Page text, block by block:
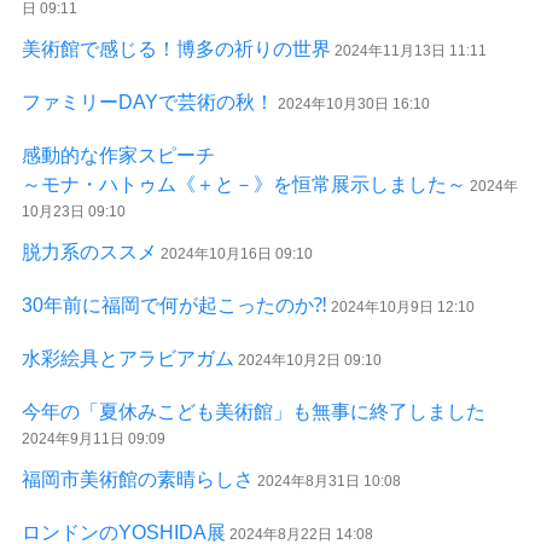
日 09:11
美術館で感じる！博多の祈りの世界 2024年11月13日 11:11
ファミリーDAYで芸術の秋！ 2024年10月30日 16:10
感動的な作家スピーチ
～モナ・ハトゥム《＋と－》を恒常展示しました～ 2024年
10月23日 09:10
脱力系のススメ 2024年10月16日 09:10
30年前に福岡で何が起こったのか⁈ 2024年10月9日 12:10
水彩絵具とアラビアガム 2024年10月2日 09:10
今年の「夏休みこども美術館」も無事に終了しました
2024年9月11日 09:09
福岡市美術館の素晴らしさ 2024年8月31日 10:08
ロンドンのYOSHIDA展 2024年8月22日 14:08